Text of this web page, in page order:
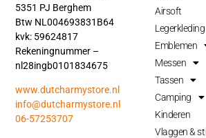
5351 PJ Berghem
Btw NL004693831B64
kvk: 59624817
Rekeningnummer –
nl28ingb0101834675
www.dutcharmystore.nl
info@dutcharmystore.nl
06-57253707
Airsoft
Legerkleding
Emblemen
Messen
Tassen
Camping
Kinderen
Vlaggen &